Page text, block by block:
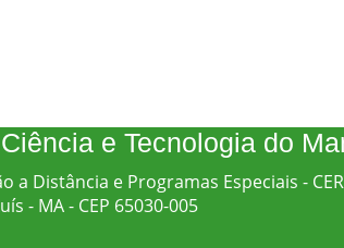
e Tecnologia do
Distância e Programas Especiais -
- MA - CEP 65030-005